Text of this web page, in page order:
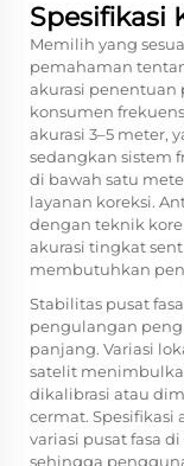
Spesifikasi
Memilih yang
pemahaman
akurasi penentuan
konsumen
akurasi 3–5 meter,
sedangkan sistem
di bawah satu
layanan koreksi.
dengan teknik
akurasi tingkat
membutuhkan
Stabilitas pusat
pengulangan
panjang. Variasi
satelit
dikalibrasi atau
cermat. Spesifikasi
variasi pusat fasa
sehingga